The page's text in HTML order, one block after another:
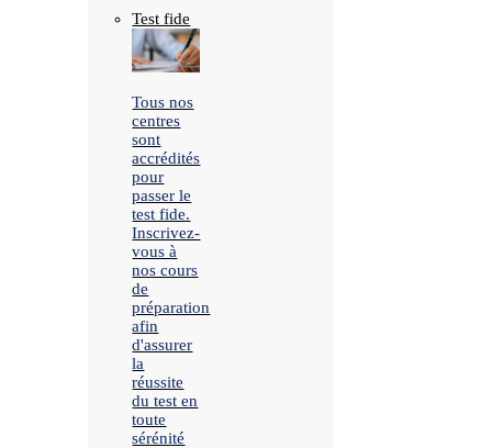
Test fide
Tous nos
centres
sont
accrédités
pour
passer le
test fide.
Inscrivez-
vous à
nos cours
de
préparation
afin
d'assurer
la
réussite
du test en
toute
sérénité